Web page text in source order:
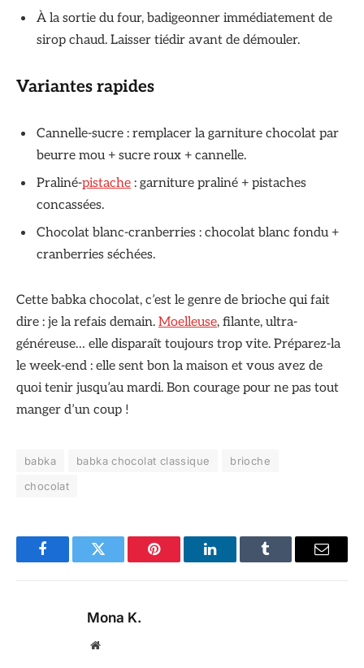
À la sortie du four, badigeonner immédiatement de
sirop chaud. Laisser tiédir avant de démouler.
Variantes rapides
Cannelle-sucre : remplacer la garniture chocolat par
beurre mou + sucre roux + cannelle.
Praliné-pistache : garniture praliné + pistaches
concassées.
Chocolat blanc-cranberries : chocolat blanc fondu +
cranberries séchées.
Cette babka chocolat, c’est le genre de brioche qui fait
dire : je la refais demain. Moelleuse, filante, ultra-
généreuse… elle disparaît toujours trop vite. Préparez-la
le week-end : elle sent bon la maison et vous avez de
quoi tenir jusqu’au mardi. Bon courage pour ne pas tout
manger d’un coup !
babka babka chocolat classique
brioche
chocolat
FacebookTwitter Pinterest LinkedInTumblr Email
Mona K.
Site